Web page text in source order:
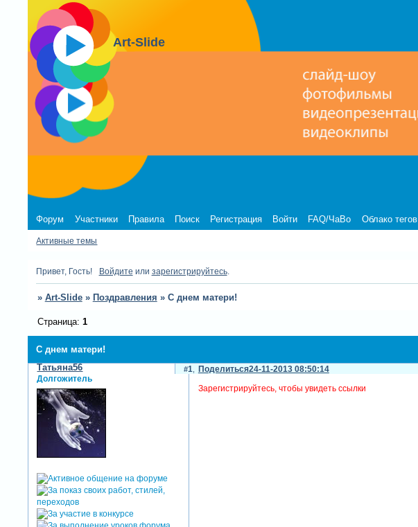
Art-Slide
Форум Участники Правила Поиск Регистрация Войти FAQ/ЧаВо Облако тегов
Активные темы
Привет, Гость! Войдите или зарегистрируйтесь.
» Art-Slide » Поздравления » С днем матери!
С днем матери!
Страница: 1
Поделиться
1 24-11-2013 08:50:14
Татьяна56
Долгожитель
Зарегистрируйтесь, чтобы увидеть ссылки